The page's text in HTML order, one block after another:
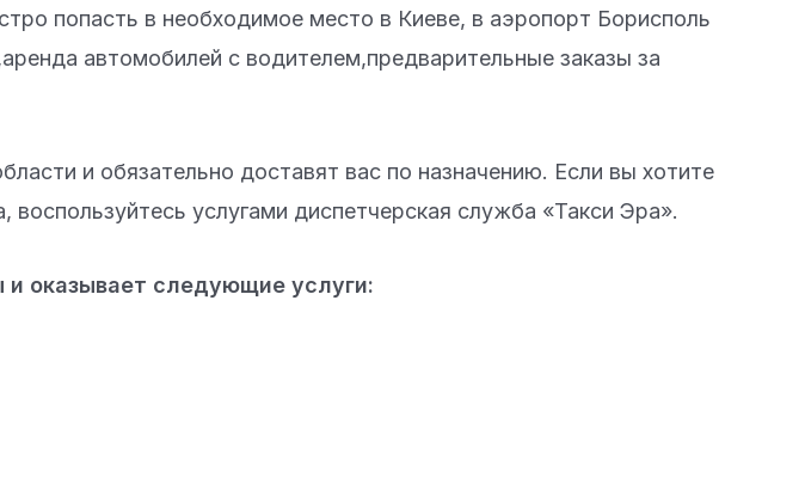
попасть в необходимое место в Киеве, в аэропорт Борисполь
автомобилей с водителем,предварительные заказы за
и обязательно доставят вас по назначению. Если вы хотите
услугами диспетчерская служба «Такси Эра».
и оказывает следующие услуги: